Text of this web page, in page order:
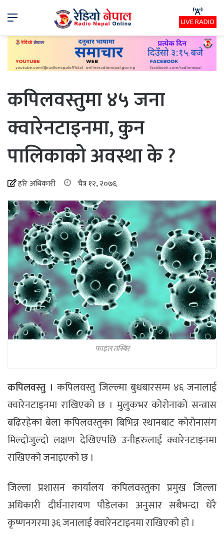
Menu LIVE RADIO
कपिलवस्तुमा ४५ जना
क्वारेनटाइनमा, कुन
पालिकाको अवस्था के ?
हरि अधिकारी चैत्र १२, २०७६
फाइल तस्बिर
कपिलवस्तु । कपिलवस्तु जिल्ल्मा बुधबारसम्म ४६ जनालाई
क्वारेनटाइनमा राखिएको छ । मुलुकभर कोरोनाको सन्त्रास
बढिरहेका बेला कपिलवस्तुका बिभिन्न स्थानबाट कोरोनासंग
मिल्दोजुल्दो लक्षण देखिएपछि उनीहरुलाई क्वारेनटाइनमा
राखिएको जनाइएको छ ।
जिल्ला प्रशासन कार्यालय कपिलवस्तुका प्रमुख जिल्ला
अधिकारी दीर्घनारायण पौडेलका अनुसार सबैभन्दा धेरै
कृष्णनगरमा ३६ जनालाई क्वारेनटाइनमा राखिएको हो ।